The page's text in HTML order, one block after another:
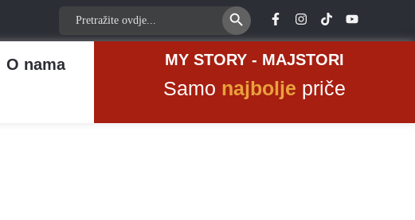
Search
for:
Search Button
O nama MY STORY - MAJSTORI
Samo najbolje priče